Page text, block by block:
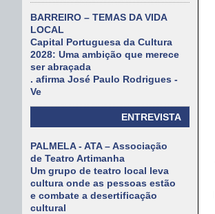
BARREIRO – TEMAS DA VIDA
LOCAL
Capital Portuguesa da Cultura
2028: Uma ambição que merece
ser abraçada
. afirma José Paulo Rodrigues -
Ve
ENTREVISTA
PALMELA - ATA – Associação
de Teatro Artimanha
Um grupo de teatro local leva
cultura onde as pessoas estão
e combate a desertificação
cultural